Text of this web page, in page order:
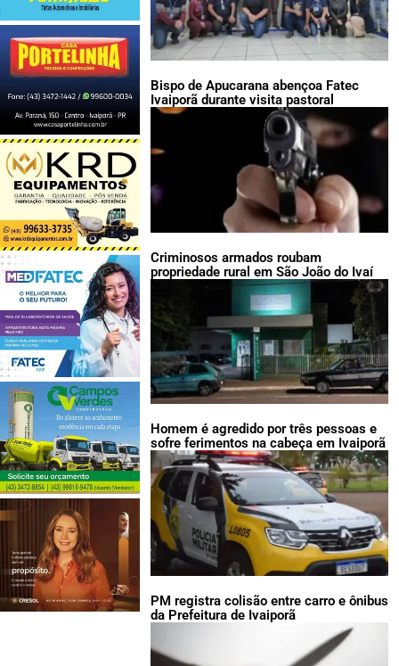
Bispo de Apucarana abençoa Fatec
Ivaiporã durante visita pastoral
Criminosos armados roubam
propriedade rural em São João do Ivaí
Homem é agredido por três pessoas e
sofre ferimentos na cabeça em Ivaiporã
PM registra colisão entre carro e ônibus
da Prefeitura de Ivaiporã